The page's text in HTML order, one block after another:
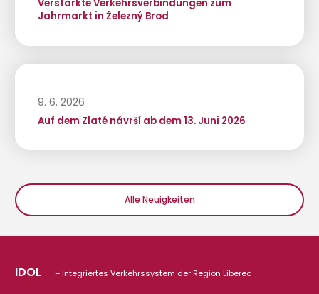
Verstärkte Verkehrsverbindungen zum
Jahrmarkt in Železný Brod
9. 6. 2026
Auf dem Zlaté návrší ab dem 13. Juni 2026
Alle Neuigkeiten
IDOL – Integriertes Verkehrssystem der Region Liberec